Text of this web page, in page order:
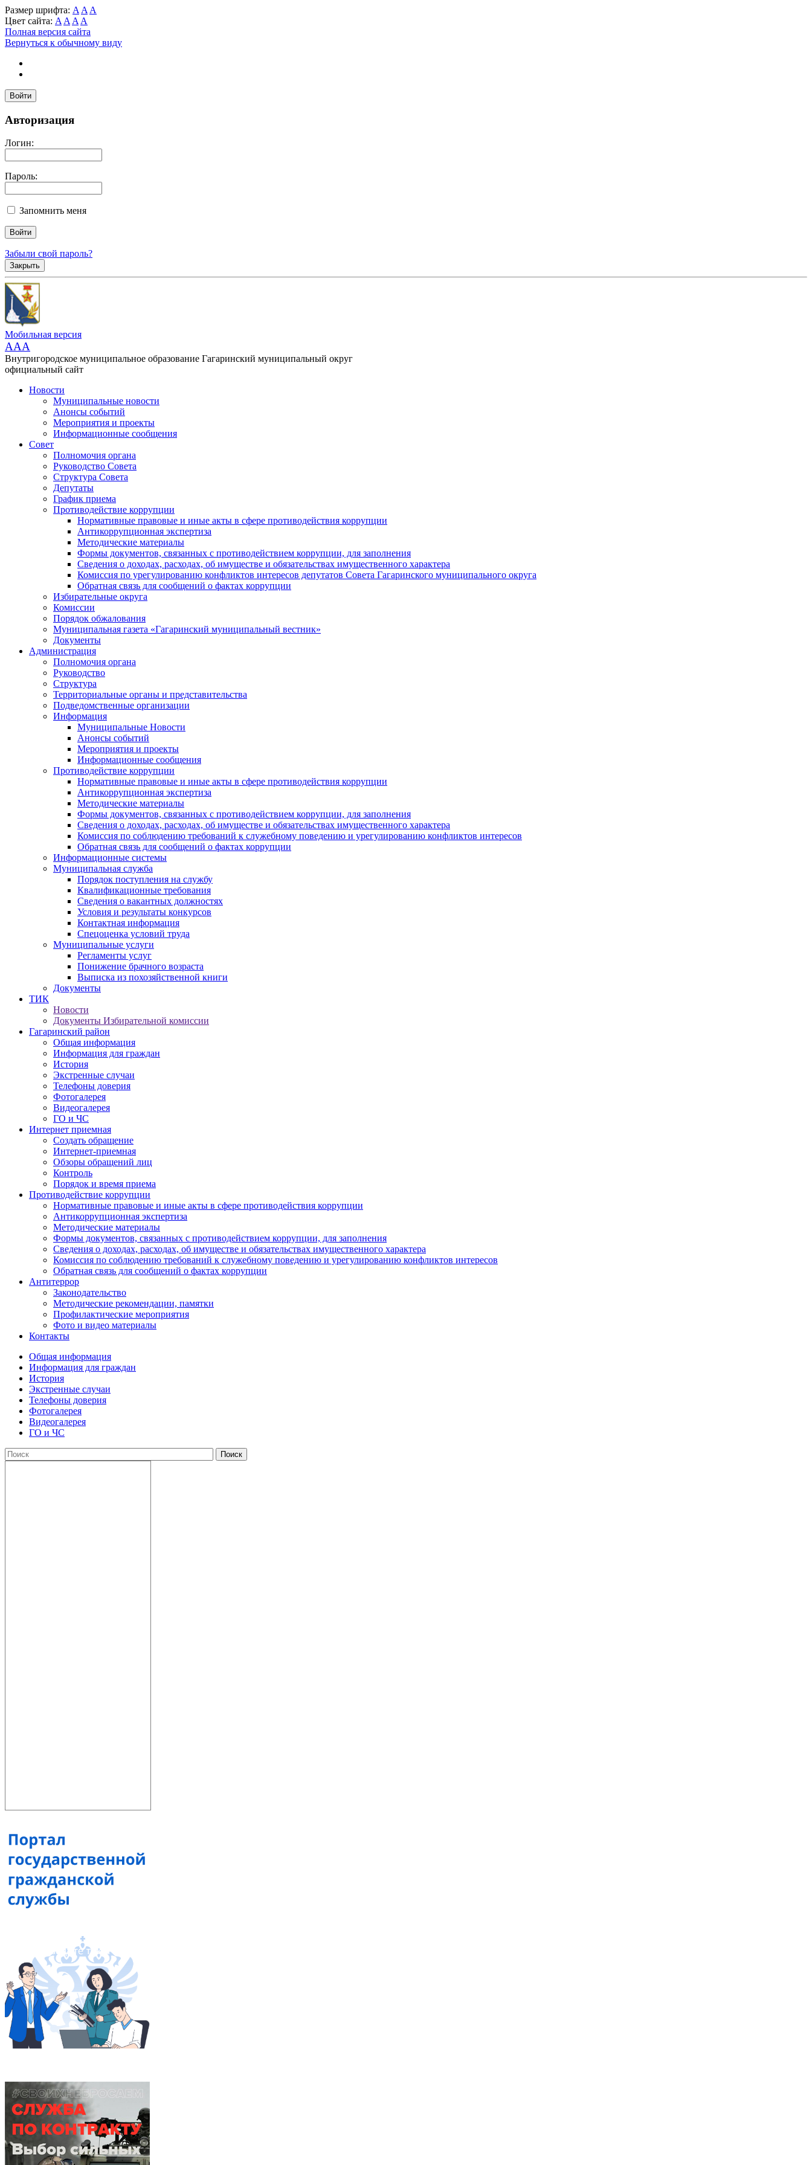
Размер шрифта: A A A
Цвет сайта: A A A A
Полная версия сайта
Вернуться к обычному виду
Войти
Авторизация
Логин:
Пароль:
Запомнить меня
Забыли свой пароль?
Закрыть
Мобильная версия
AAA
Внутригородское муниципальное образование Гагаринский муниципальный округ
официальный сайт
Новости
Муниципальные новости
Анонсы событий
Мероприятия и проекты
Информационные сообщения
Совет
Полномочия органа
Руководство Совета
Структура Совета
Депутаты
График приема
Противодействие коррупции
Нормативные правовые и иные акты в сфере противодействия коррупции
Антикоррупционная экспертиза
Методические материалы
Формы документов, связанных с противодействием коррупции, для заполнения
Сведения о доходах, расходах, об имуществе и обязательствах имущественного характера
Комиссия по урегулированию конфликтов интересов депутатов Совета Гагаринского муниципального округа
Обратная связь для сообщений о фактах коррупции
Избирательные округа
Комиссии
Порядок обжалования
Муниципальная газета «Гагаринский муниципальный вестник»
Документы
Администрация
Полномочия органа
Руководство
Структура
Территориальные органы и представительства
Подведомственные организации
Информация
Муниципальные Новости
Анонсы событий
Мероприятия и проекты
Информационные сообщения
Противодействие коррупции
Нормативные правовые и иные акты в сфере противодействия коррупции
Антикоррупционная экспертиза
Методические материалы
Формы документов, связанных с противодействием коррупции, для заполнения
Сведения о доходах, расходах, об имуществе и обязательствах имущественного характера
Комиссия по соблюдению требований к служебному поведению и урегулированию конфликтов интересов
Обратная связь для сообщений о фактах коррупции
Информационные системы
Муниципальная служба
Порядок поступления на службу
Квалификационные требования
Сведения о вакантных должностях
Условия и результаты конкурсов
Контактная информация
Спецоценка условий труда
Муниципальные услуги
Регламенты услуг
Понижение брачного возраста
Выписка из похозяйственной книги
Документы
ТИК
Новости
Документы Избирательной комиссии
Гагаринский район
Общая информация
Информация для граждан
История
Экстренные случаи
Телефоны доверия
Фотогалерея
Видеогалерея
ГО и ЧС
Интернет приемная
Создать обращение
Интернет-приемная
Обзоры обращений лиц
Контроль
Порядок и время приема
Противодействие коррупции
Нормативные правовые и иные акты в сфере противодействия коррупции
Антикоррупционная экспертиза
Методические материалы
Формы документов, связанных с противодействием коррупции, для заполнения
Сведения о доходах, расходах, об имуществе и обязательствах имущественного характера
Комиссия по соблюдению требований к служебному поведению и урегулированию конфликтов интересов
Обратная связь для сообщений о фактах коррупции
Антитеррор
Законодательство
Методические рекомендации, памятки
Профилактические мероприятия
Фото и видео материалы
Контакты
Общая информация
Информация для граждан
История
Экстренные случаи
Телефоны доверия
Фотогалерея
Видеогалерея
ГО и ЧС